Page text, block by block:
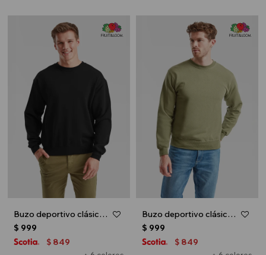
Buzo deportivo clásico escote redondo - UNISEX - Negro
$ 999
$ 849
Buzo deportivo clásico escote redondo - UNISEX - Verde oliva
$ 999
$ 849